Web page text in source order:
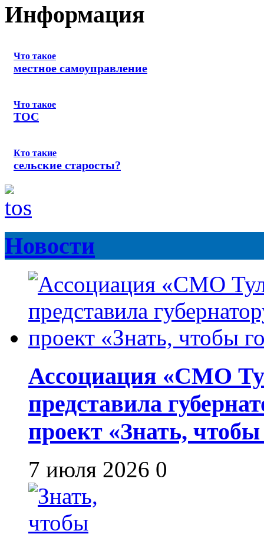
Информация
Что такое
местное самоуправление
Что такое
ТОС
Кто такие
сельские старосты?
Новости
Ассоциация «СМО
представила
проект «Знать,
7 июля 2026 0